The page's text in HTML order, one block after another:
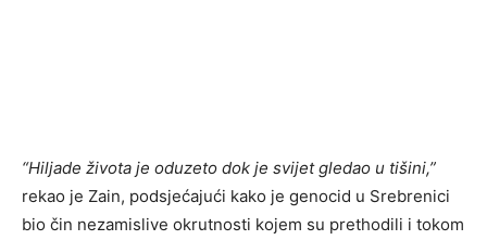
“Hiljade života je oduzeto dok je svijet gledao u tišini,”
rekao je Zain, podsjećajući kako je genocid u Srebrenici
bio čin nezamislive okrutnosti kojem su prethodili i tokom